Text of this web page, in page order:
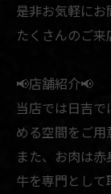
是非お気軽に
たくさんのご
📢店舗紹介📢
当店では日吉
める空間をご
また、お肉は
牛を専門とし